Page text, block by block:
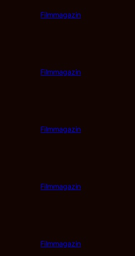
Filmmagazin
Filmmagazin
Filmmagazin
Filmmagazin
Filmmagazin